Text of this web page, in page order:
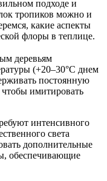
подходе и
тропиков можно и
какие аспекты
флоры в теплице.
деревьям
(+20–30°C днем
постоянную
чтобы имитировать
интенсивного
света
дополнительные
обеспечивающие